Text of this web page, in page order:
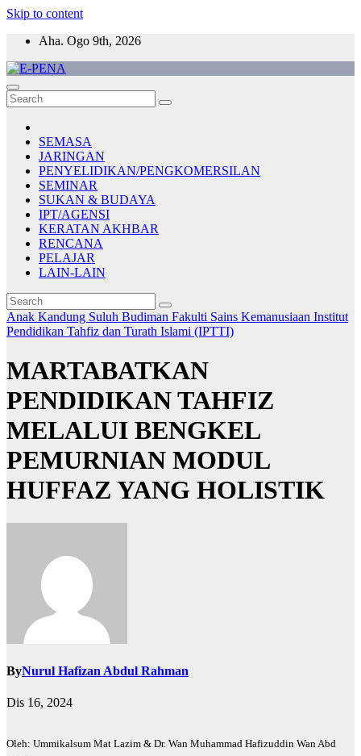
Skip to content
Aha. Ogo 9th, 2026
E-PENA
Berita Digital Terkini
SEMASA
JARINGAN
PENYELIDIKAN/PENGKOMERSILAN
SEMINAR
SUKAN & BUDAYA
IPT/AGENSI
KERATAN AKHBAR
RENCANA
PELAJAR
LAIN-LAIN
Anak Kandung Suluh Budiman Fakulti Sains Kemanusiaan Institut
Pendidikan Tahfiz dan Turath Islami (IPTTI)
MARTABATKAN
PENDIDIKAN TAHFIZ
MELALUI BENGKEL
PEMURNIAN MODUL
HUFFAZ YANG HOLISTIK
ByNurul Hafizan Abdul Rahman
Dis 16, 2024
Oleh: Ummikalsum Mat Lazim & Dr. Wan Muhammad Hafizuddin Wan Abd